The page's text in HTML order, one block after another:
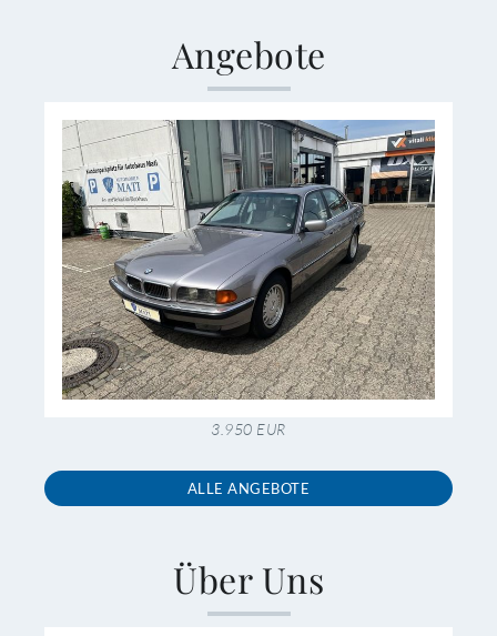
Angebote
3.950 EUR
ALLE ANGEBOTE
Über Uns